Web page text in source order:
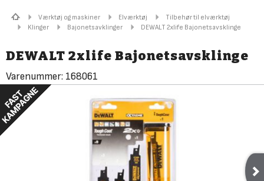
Værktøj og maskiner Elværktøj
Tilbehør til elværktøj
Klinger
Bajonetsavklinger DEWALT 2xlife Bajonetsavsklinge
DEWALT 2xlife Bajonetsavsklinge
Varenummer: 168061